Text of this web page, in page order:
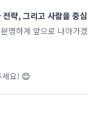
전략, 그리고 사람을 중심
명하게 앞으로 나아가겠
세요! 😊